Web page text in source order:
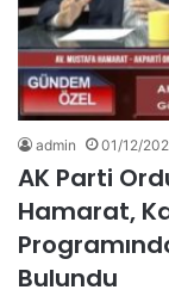
admin 01/12/
AK Parti
Hamarat,
Bulundu